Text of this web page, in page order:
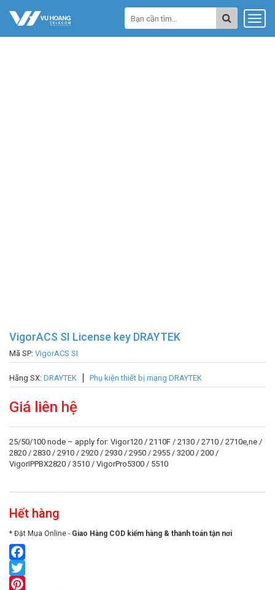
VigorACS SI License key DRAYTEK
Mã SP: VigorACS SI
Hãng SX: DRAYTEK Phụ kiện thiết bị mạng DRAYTEK
Giá liên hệ
25/50/100 node – apply for: Vigor120 / 2110F / 2130 / 2710 / 2710e,ne /
2820 / 2830 / 2910 / 2920 / 2930 / 2950 / 2955 / 3200 / 200 /
VigorIPPBX2820 / 3510 / VigorPro5300 / 5510
Hết hàng
* Đặt Mua Online - Giao Hàng COD kiểm hàng & thanh toán tận nơi
Facebook
Twitter